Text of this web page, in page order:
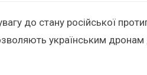
до стану російської
українським дронам